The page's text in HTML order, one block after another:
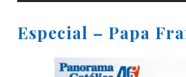
Especial – Papa